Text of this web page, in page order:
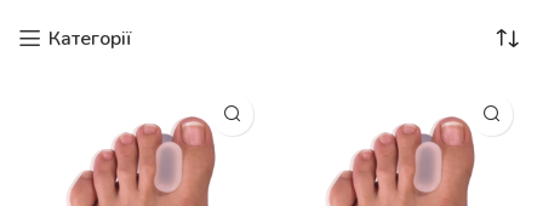
Категорії